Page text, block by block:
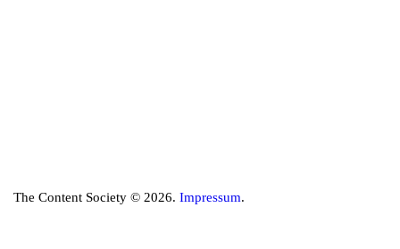
The Content Society © 2026. Impressum.